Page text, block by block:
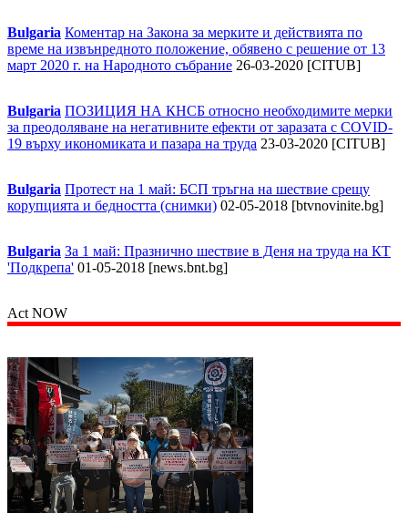
Bulgaria Коментар на Закона за мерките и действията по
време на извънредното положение, обявено с решение от 13
март 2020 г. на Народното събрание 26-03-2020 [CITUB]
Bulgaria ПОЗИЦИЯ НА КНСБ относно необходимите мерки
за преодоляване на негативните ефекти от заразата с COVID-
19 върху икономиката и пазара на труда 23-03-2020 [CITUB]
Bulgaria Протест на 1 май: БСП тръгна на шествие срещу
корупцията и бедността (снимки) 02-05-2018 [btvnovinite.bg]
Bulgaria За 1 май: Празнично шествие в Деня на труда на КТ
'Подкрепа' 01-05-2018 [news.bnt.bg]
Act NOW